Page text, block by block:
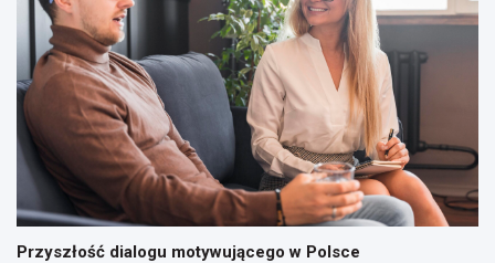
Przyszłość dialogu motywującego w Polsce